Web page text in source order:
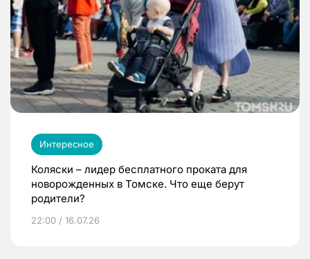
Интересное
Коляски – лидер бесплатного проката для
новорожденных в Томске. Что еще берут
родители?
22:00 / 16.07.26